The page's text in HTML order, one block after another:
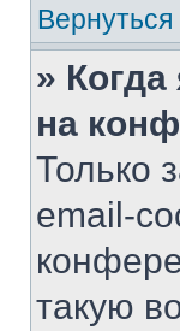
Вернуться
»
на
Только
email-
такую